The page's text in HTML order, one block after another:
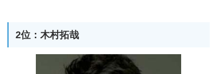
2位：木村拓哉